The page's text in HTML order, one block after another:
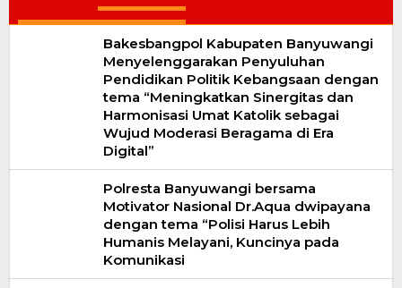
Bakesbangpol Kabupaten Banyuwangi
Menyelenggarakan Penyuluhan
Pendidikan Politik Kebangsaan dengan
tema “Meningkatkan Sinergitas dan
Harmonisasi Umat Katolik sebagai
Wujud Moderasi Beragama di Era
Digital”
Polresta Banyuwangi bersama
Motivator Nasional Dr.Aqua dwipayana
dengan tema “Polisi Harus Lebih
Humanis Melayani, Kuncinya pada
Komunikasi